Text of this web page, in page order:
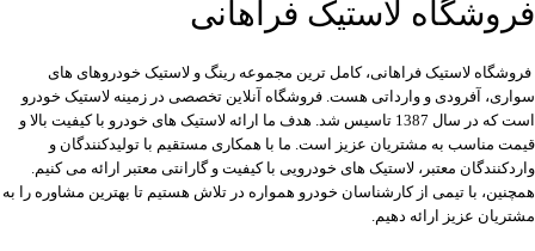
فروشگاه لاستیک فراهانی
فروشگاه لاستیک فراهانی، کامل ترین مجموعه رینگ و لاستیک خودروهای های
سواری، آفرودی و وارداتی هست. فروشگاه آنلاین تخصصی در زمینه لاستیک خودرو
است که در سال 1387 تاسیس شد. هدف ما ارائه لاستیک های خودرو با کیفیت بالا و
قیمت مناسب به مشتریان عزیز است. ما با همکاری مستقیم با تولیدکنندگان و
واردکنندگان معتبر، لاستیک های خودرویی با کیفیت و گارانتی معتبر ارائه می کنیم.
همچنین، با تیمی از کارشناسان خودرو همواره در تلاش هستیم تا بهترین مشاوره را به
مشتریان عزیز ارائه دهیم.